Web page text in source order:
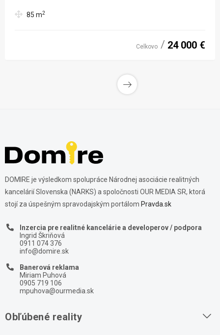
85 m2
Celkovo 24 000 €
DOMIRE je výsledkom spolupráce Národnej asociácie realitných
kancelárií Slovenska (NARKS) a spoločnosti OUR MEDIA SR, ktorá
stojí za úspešným spravodajským portálom Pravda.sk
Inzercia pre realitné kancelárie a developerov / podpora
Ingrid Škriňová
0911 074 376
info@domire.sk
Banerová reklama
Miriam Puhová
0905 719 106
mpuhova@ourmedia.sk
Obľúbené reality